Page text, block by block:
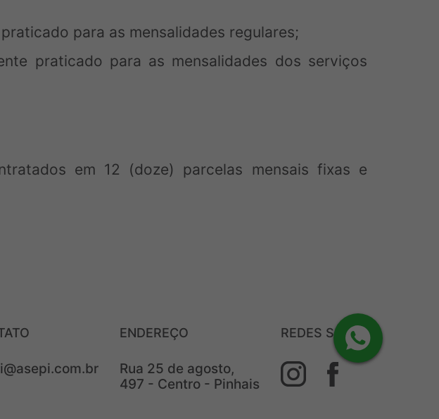
para as mensalidades regulares;
praticado para as mensalidades dos serviços
em 12 (doze) parcelas mensais fixas e
ENDEREÇO
Rua 25 de agosto,
497 - Centro - Pinhais
REDES SOCIAIS